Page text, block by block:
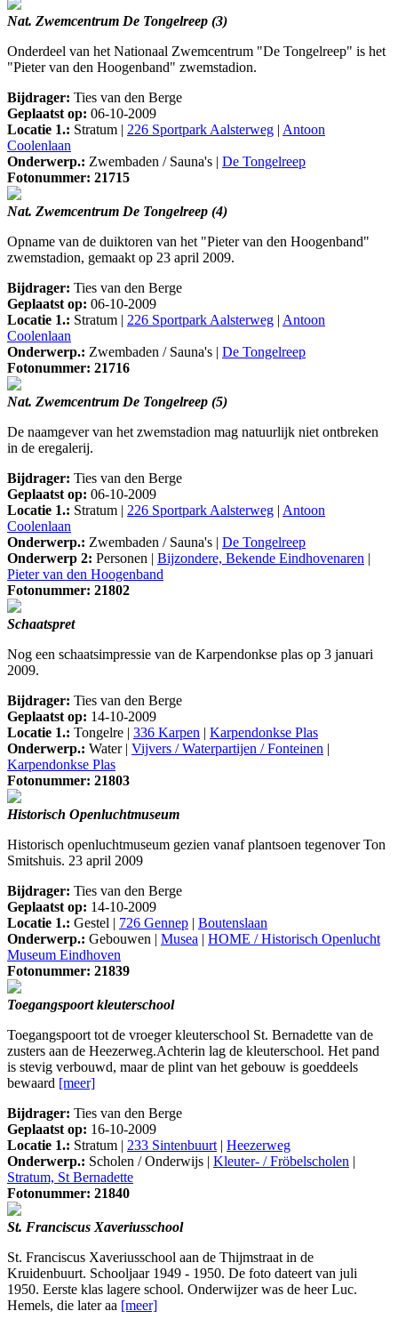
Nat. Zwemcentrum De Tongelreep (3)
Onderdeel van het Nationaal Zwemcentrum "De Tongelreep" is het
"Pieter van den Hoogenband" zwemstadion.
Bijdrager: Ties van den Berge
Geplaatst op: 06-10-2009
Locatie 1.: Stratum | 226 Sportpark Aalsterweg | Antoon
Coolenlaan
Onderwerp.: Zwembaden / Sauna's | De Tongelreep
Fotonummer: 21715
Nat. Zwemcentrum De Tongelreep (4)
Opname van de duiktoren van het "Pieter van den Hoogenband"
zwemstadion, gemaakt op 23 april 2009.
Bijdrager: Ties van den Berge
Geplaatst op: 06-10-2009
Locatie 1.: Stratum | 226 Sportpark Aalsterweg | Antoon
Coolenlaan
Onderwerp.: Zwembaden / Sauna's | De Tongelreep
Fotonummer: 21716
Nat. Zwemcentrum De Tongelreep (5)
De naamgever van het zwemstadion mag natuurlijk niet ontbreken
in de eregalerij.
Bijdrager: Ties van den Berge
Geplaatst op: 06-10-2009
Locatie 1.: Stratum | 226 Sportpark Aalsterweg | Antoon
Coolenlaan
Onderwerp.: Zwembaden / Sauna's | De Tongelreep
Onderwerp 2: Personen | Bijzondere, Bekende Eindhovenaren |
Pieter van den Hoogenband
Fotonummer: 21802
Schaatspret
Nog een schaatsimpressie van de Karpendonkse plas op 3 januari
2009.
Bijdrager: Ties van den Berge
Geplaatst op: 14-10-2009
Locatie 1.: Tongelre | 336 Karpen | Karpendonkse Plas
Onderwerp.: Water | Vijvers / Waterpartijen / Fonteinen |
Karpendonkse Plas
Fotonummer: 21803
Historisch Openluchtmuseum
Historisch openluchtmuseum gezien vanaf plantsoen tegenover Ton
Smitshuis. 23 april 2009
Bijdrager: Ties van den Berge
Geplaatst op: 14-10-2009
Locatie 1.: Gestel | 726 Gennep | Boutenslaan
Onderwerp.: Gebouwen | Musea | HOME / Historisch Openlucht
Museum Eindhoven
Fotonummer: 21839
Toegangspoort kleuterschool
Toegangspoort tot de vroeger kleuterschool St. Bernadette van de
zusters aan de Heezerweg.Achterin lag de kleuterschool. Het pand
is stevig verbouwd, maar de plint van het gebouw is goeddeels
bewaard [meer]
Bijdrager: Ties van den Berge
Geplaatst op: 16-10-2009
Locatie 1.: Stratum | 233 Sintenbuurt | Heezerweg
Onderwerp.: Scholen / Onderwijs | Kleuter- / Fröbelscholen |
Stratum, St Bernadette
Fotonummer: 21840
St. Franciscus Xaveriusschool
St. Franciscus Xaveriusschool aan de Thijmstraat in de
Kruidenbuurt. Schooljaar 1949 - 1950. De foto dateert van juli
1950. Eerste klas lagere school. Onderwijzer was de heer Luc.
Hemels, die later aa [meer]